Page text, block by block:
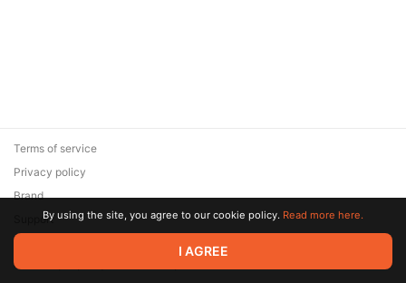
© 2026 Zaya Solutions Limited. All rights reserved. All trademarks
are the property of their respective owners.
Terms of service
Privacy policy
Brand
SupportBy using the site, you agree to our cookie policy. Read more here.
I AGREE